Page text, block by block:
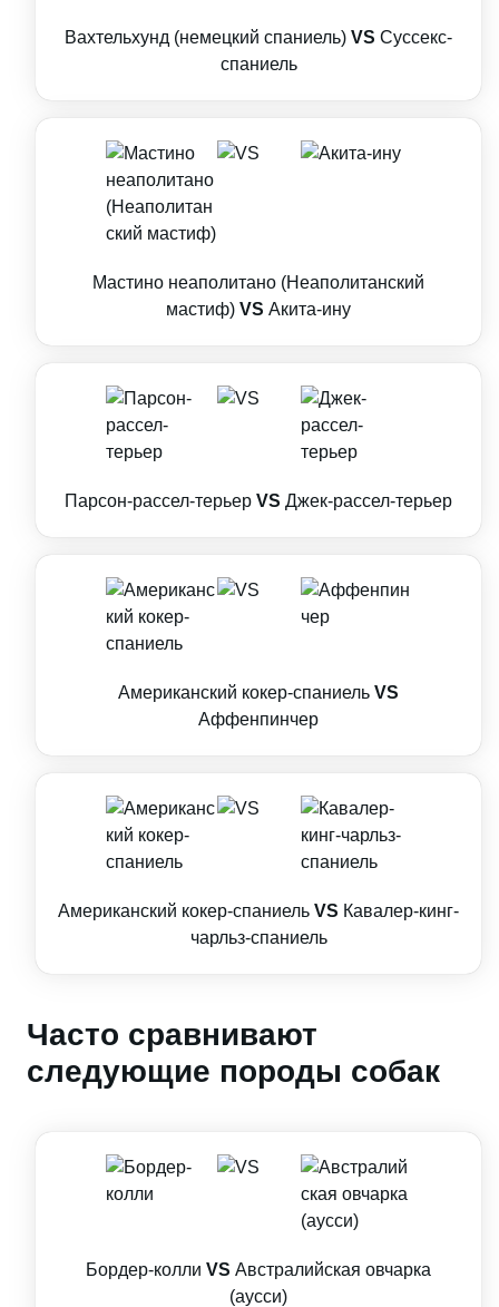
Вахтельхунд (немецкий спаниель) VS Суссекс-
спаниель
Мастино неаполитано (Неаполитанский
мастиф) VS Акита-ину
Парсон-рассел-терьер VS Джек-рассел-терьер
Американский кокер-спаниель VS
Аффенпинчер
Американский кокер-спаниель VS Кавалер-кинг-
чарльз-спаниель
Часто сравнивают
следующие породы собак
Бордер-колли VS Австралийская овчарка
(аусси)